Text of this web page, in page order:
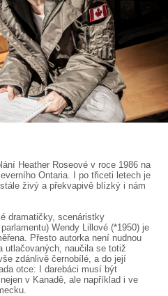
NABÍZÍME
Heather Roseové v roce 1986 na
Ontaria. I po třiceti letech je
živý a překvapivě blízký i nám
dramatičky, scenáristky
Wendy Lillové (*1950) je
Přesto autorka není nudnou
utlačovaných, naučila se totiž
zdánlivě černobílé, a do její
otce: I darebáci musí být
v Kanadě, ale například i ve